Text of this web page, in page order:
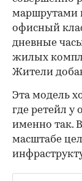
маршрутами
офисный
дневные
жилых
Жители
Эта модель
где ретейл у
именно так.
масштабе